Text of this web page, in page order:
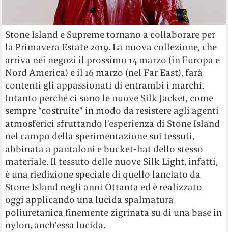
Stone Island e Supreme tornano a collaborare per
la Primavera Estate 2019. La nuova collezione, che
arriva nei negozi il prossimo 14 marzo (in Europa e
Nord America) e il 16 marzo (nel Far East), farà
contenti gli appassionati di entrambi i marchi.
Intanto perché ci sono le nuove Silk Jacket, come
sempre “costruite” in modo da resistere agli agenti
atmosferici sfruttando l’esperienza di Stone Island
nel campo della sperimentazione sui tessuti,
abbinata a pantaloni e bucket-hat dello stesso
materiale. Il tessuto delle nuove Silk Light, infatti,
è una riedizione speciale di quello lanciato da
Stone Island negli anni Ottanta ed è realizzato
oggi applicando una lucida spalmatura
poliuretanica finemente zigrinata su di una base in
nylon, anch’essa lucida.